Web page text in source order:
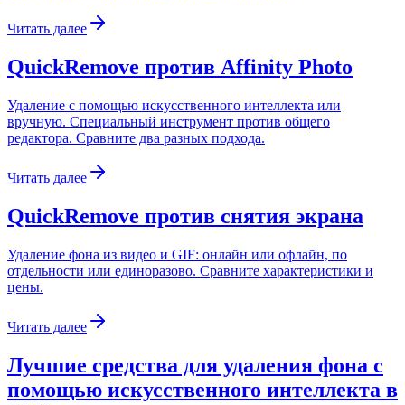
Читать далее
QuickRemove против Affinity Photo
Удаление с помощью искусственного интеллекта или
вручную. Специальный инструмент против общего
редактора. Сравните два разных подхода.
Читать далее
QuickRemove против снятия экрана
Удаление фона из видео и GIF: онлайн или офлайн, по
отдельности или единоразово. Сравните характеристики и
цены.
Читать далее
Лучшие средства для удаления фона с
помощью искусственного интеллекта в